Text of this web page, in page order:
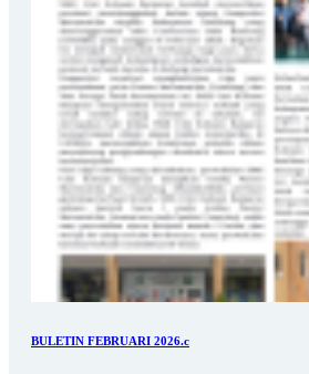
BULETIN FEBRUARI 2026.c